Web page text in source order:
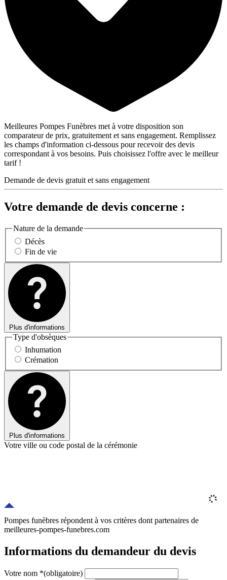
Meilleures Pompes Funèbres met à votre disposition son
comparateur de prix, gratuitement et sans engagement. Remplissez
les champs d'information ci-dessous pour recevoir des devis
correspondant à vos besoins. Puis choisissez l'offre avec le meilleur
tarif !
Demande de devis gratuit et sans engagement
Votre demande de devis concerne :
Nature de la demande
Décès
Fin de vie
Plus d'informations
Type d'obsèques
Inhumation
Crémation
Plus d'informations
Votre ville ou code postal de la cérémonie
Pompes funèbres répondent à vos critères dont partenaires de
meilleures-pompes-funebres.com
Informations du demandeur du devis
Votre nom *(obligatoire)